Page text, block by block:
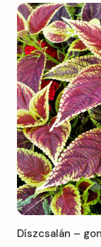
Díszcsalán –